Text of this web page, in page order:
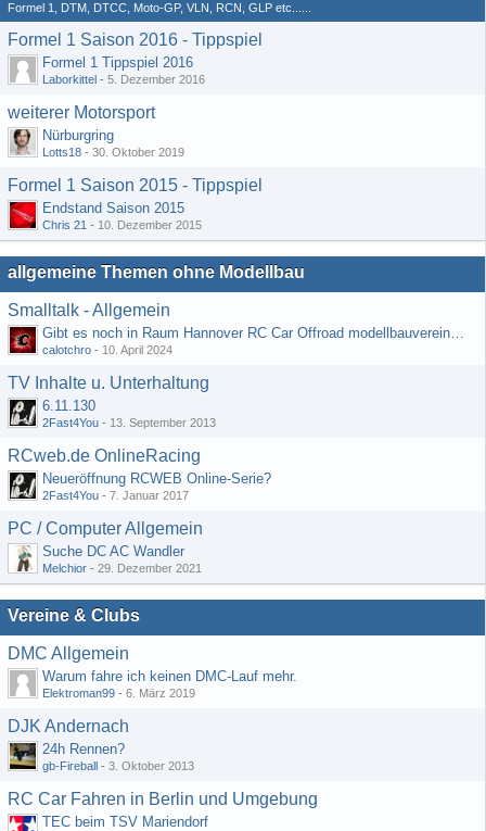
Formel 1, DTM, DTCC, Moto-GP, VLN, RCN, GLP etc......
Formel 1 Saison 2016 - Tippspiel
Formel 1 Tippspiel 2016
Laborkittel - 5. Dezember 2016
weiterer Motorsport
Nürburgring
Lotts18 - 30. Oktober 2019
Formel 1 Saison 2015 - Tippspiel
Endstand Saison 2015
Chris 21 - 10. Dezember 2015
allgemeine Themen ohne Modellbau
Smalltalk - Allgemein
Gibt es noch in Raum Hannover RC Car Offroad modellbauvereine, habe selbst schon gegoogelt aber erfolglos
calotchro - 10. April 2024
TV Inhalte u. Unterhaltung
6.11.130
2Fast4You - 13. September 2013
RCweb.de OnlineRacing
Neueröffnung RCWEB Online-Serie?
2Fast4You - 7. Januar 2017
PC / Computer Allgemein
Suche DC AC Wandler
Melchior - 29. Dezember 2021
Vereine & Clubs
DMC Allgemein
Warum fahre ich keinen DMC-Lauf mehr.
Elektroman99 - 6. März 2019
DJK Andernach
24h Rennen?
gb-Fireball - 3. Oktober 2013
RC Car Fahren in Berlin und Umgebung
TEC beim TSV Mariendorf